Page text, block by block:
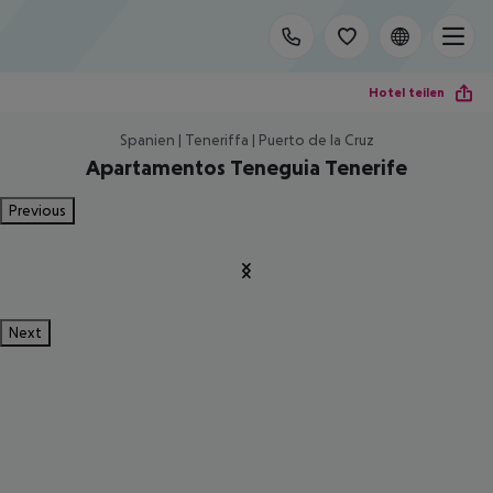
Hotel teilen
Spanien | Teneriffa | Puerto de la Cruz
Apartamentos Teneguia Tenerife
Previous
Next